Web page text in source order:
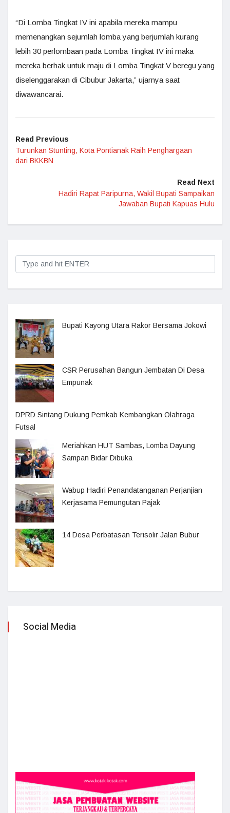
“Di Lomba Tingkat IV ini apabila mereka mampu
memenangkan sejumlah lomba yang berjumlah kurang
lebih 30 perlombaan pada Lomba Tingkat IV ini maka
mereka berhak untuk maju di Lomba Tingkat V beregu yang
diselenggarakan di Cibubur Jakarta,” ujarnya saat
diwawancarai.
Read Previous
Turunkan Stunting, Kota Pontianak Raih Penghargaan
dari BKKBN
Read Next
Hadiri Rapat Paripurna, Wakil Bupati Sampaikan
Jawaban Bupati Kapuas Hulu
Bupati Kayong Utara Rakor Bersama Jokowi
CSR Perusahan Bangun Jembatan Di Desa
Empunak
DPRD Sintang Dukung Pemkab Kembangkan Olahraga
Futsal
Meriahkan HUT Sambas, Lomba Dayung
Sampan Bidar Dibuka
Wabup Hadiri Penandatanganan Perjanjian
Kerjasama Pemungutan Pajak
14 Desa Perbatasan Terisolir Jalan Bubur
Social Media